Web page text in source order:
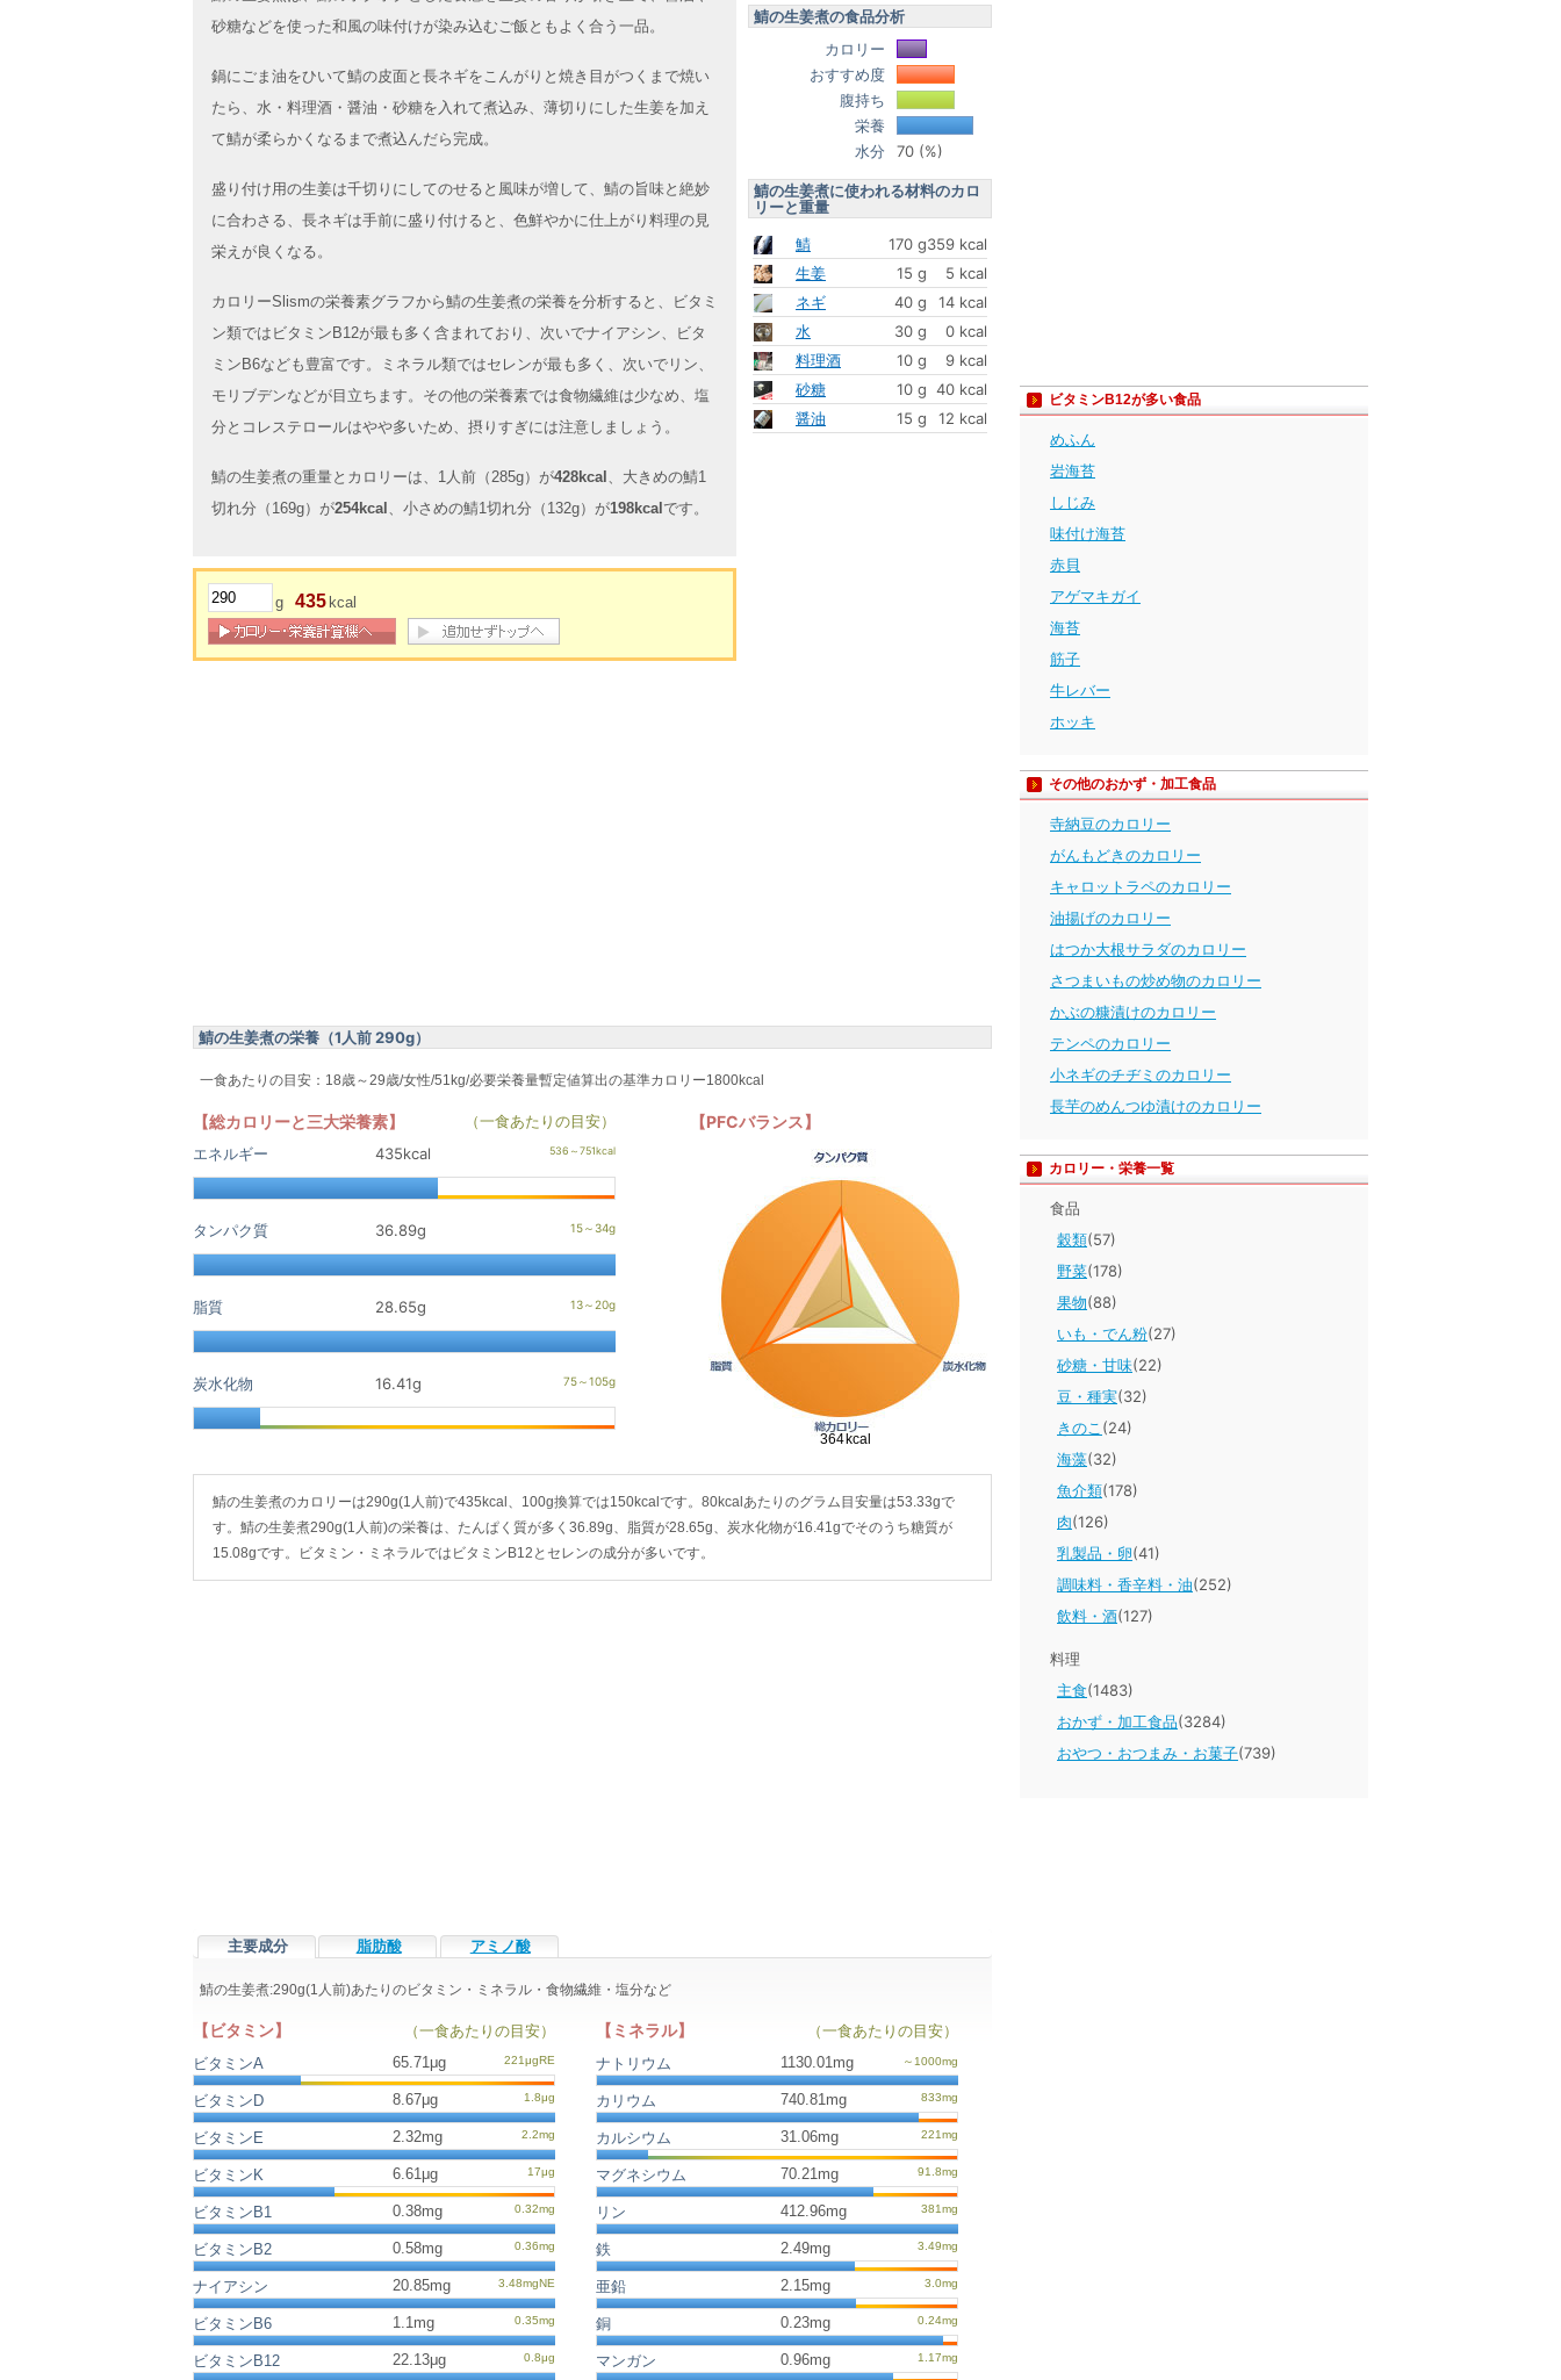
砂糖などを使った和風の味付けが染み込むご飯ともよく合う一品。
鍋にごま油をひいて鯖の皮面と長ネギをこんがりと焼き目がつくまで焼い
たら、水・料理酒・醤油・砂糖を入れて煮込み、薄切りにした生姜を加え
て鯖が柔らかくなるまで煮込んだら完成。
盛り付け用の生姜は千切りにしてのせると風味が増して、鯖の旨味と絶妙
に合わさる、長ネギは手前に盛り付けると、色鮮やかに仕上がり料理の見
栄えが良くなる。
カロリーSlismの栄養素グラフから鯖の生姜煮の栄養を分析すると、ビタミ
ン類ではビタミンB12が最も多く含まれており、次いでナイアシン、ビタ
ミンB6なども豊富です。ミネラル類ではセレンが最も多く、次いでリン、
モリブデンなどが目立ちます。その他の栄養素では食物繊維は少なめ、塩
分とコレステロールはやや多いため、摂りすぎには注意しましょう。
鯖の生姜煮の重量とカロリーは、1人前（285g）が428kcal 、大きめの鯖1
切れ分（169g）が254kcal 、小さめの鯖1切れ分（132g）が198kcal です。
g 435 kcal
鯖の生姜煮の食品分析
カロリー
おすすめ度
腹持ち
栄養
水分
70 (%)
鯖の生姜煮に使われる材料のカロ
リーと重量
鯖
170 g359 kcal
生姜
15 g
5 kcal
ネギ
40 g
14 kcal
水
30 g
0 kcal
料理酒
10 g
9 kcal
砂糖
10 g 40 kcal
醤油
15 g 12 kcal
鯖の生姜煮の栄養（1人前 290g）
一食あたりの目安：18歳～29歳/女性/51kg/必要栄養量暫定値算出の基準カロリー1800kcal
【総カロリーと三大栄養素】
（一食あたりの目安）
エネルギー
435kcal
タンパク質 36.89g
脂質 28.65g
炭水化物 16.41g
【PFCバランス】
鯖の生姜煮のカロリーは290g(1人前)で435kcal、100g換算では150kcalです。80kcalあたりのグラム目安量は53.33gで
す。鯖の生姜煮290g(1人前)の栄養は、たんぱく質が多く36.89g、脂質が28.65g、炭水化物が16.41gでそのうち糖質が
15.08gです。ビタミン・ミネラルではビタミンB12とセレンの成分が多いです。
主要成分 脂肪酸 アミノ酸
鯖の生姜煮:290g(1人前)あたりのビタミン・ミネラル・食物繊維・塩分など
【ビタミン】
（一食あたりの目安）
ビタミンA
65.71μg
ビタミンD 8.67μg
ビタミンE 2.32mg
ビタミンK 6.61μg
ビタミンB1 0.38mg
ビタミンB2 0.58mg
ナイアシン 20.85mg
ビタミンB6 1.1mg
ビタミンB12 22.13μg
【ミネラル】
（一食あたりの目安）
ナトリウム
1130.01mg
カリウム 740.81mg
カルシウム 31.06mg
マグネシウム 70.21mg
リン 412.96mg
鉄 2.49mg
亜鉛 2.15mg
銅 0.23mg
マンガン 0.96mg
ビタミンB12が多い食品
めふん
岩海苔
しじみ
味付け海苔
赤貝
アゲマキガイ
海苔
筋子
牛レバー
ホッキ
その他のおかず・加工食品
寺納豆のカロリー
がんもどきのカロリー
キャロットラペのカロリー
油揚げのカロリー
はつか大根サラダのカロリー
さつまいもの炒め物のカロリー
かぶの糠漬けのカロリー
テンペのカロリー
小ネギのチヂミのカロリー
長芋のめんつゆ漬けのカロリー
カロリー・栄養一覧
食品
穀類(57)
野菜(178)
果物(88)
いも・でん粉(27)
砂糖・甘味(22)
豆・種実(32)
きのこ (24)
海藻(32)
魚介類(178)
肉(126)
乳製品・卵(41)
調味料・香辛料・油(252)
飲料・酒(127)
料理
主食(1483)
おかず・加工食品(3284)
おやつ・おつまみ・お菓子(739)